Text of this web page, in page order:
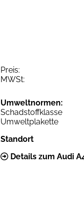
Preis:
MWSt:
Umweltnormen:
Schadstoffklasse
Umweltplakette
Standort
Details zum Audi